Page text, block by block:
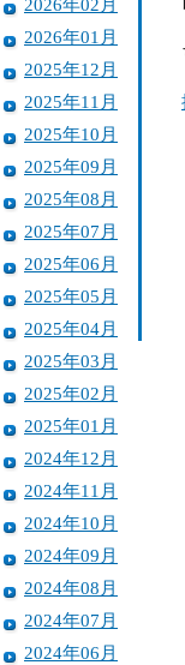
2026年02月
2026年01月
2025年12月
2025年11月
2025年10月
2025年09月
2025年08月
2025年07月
2025年06月
2025年05月
2025年04月
2025年03月
2025年02月
2025年01月
2024年12月
2024年11月
2024年10月
2024年09月
2024年08月
2024年07月
2024年06月